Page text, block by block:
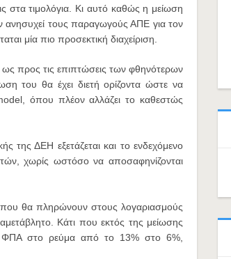
στα τιμολόγια. Κι αυτό καθώς η μείωση
τους παραγωγούς ΑΠΕ για τον
μία πιο προσεκτική διαχείριση.
ως προς τις επιπτώσεις των φθηνότερων
του θα έχει διετή ορίζοντα ώστε να
όπου πλέον αλλάζει το καθεστώς
της ΔΕΗ εξετάζεται και το ενδεχόμενο
χωρίς ωστόσο να αποσαφηνίζονται
που θα πληρώνουν στους λογαριασμούς
αμετάβλητο. Κάτι που εκτός της μείωσης
ΦΠΑ στο ρεύμα από το 13% στο 6%,